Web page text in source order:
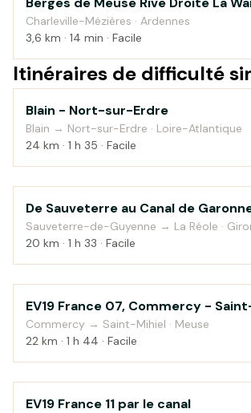
Theux
Charleville-Mézières · Ardennes
3,6 km · 14 min · Facile
Itinéraires de difficulté
Au fil de l'eau
Blain - Nort-sur-Erdre
Blain → Nort-sur-Erdre · Loire-Atlantique
24 km · 1 h 35 · Facile
Au fil de l'eau
De Sauveterre au Canal de
Sauveterre-de-Guyenne → La Réole ·
20 km · 1 h 33 · Facile
Campagne
EV19 France 07, Commercy -
Commercy → Saint-Mihiel · Meuse
22 km · 1 h 44 · Facile
Au fil de l'eau
EV19 France 11 par le canal